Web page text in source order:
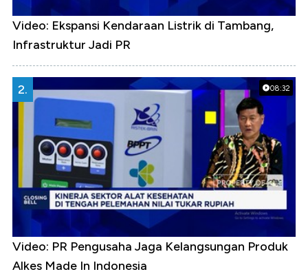
Video: Ekspansi Kendaraan Listrik di Tambang,
Infrastruktur Jadi PR
08:32
2.
Video: PR Pengusaha Jaga Kelangsungan Produk
Alkes Made In Indonesia